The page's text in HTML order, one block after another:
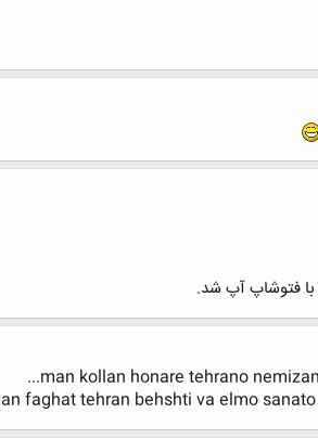
با فتوشاپ آپ شد.
man kollan honare tehrano
faghat tehran behshti va elmo sanato